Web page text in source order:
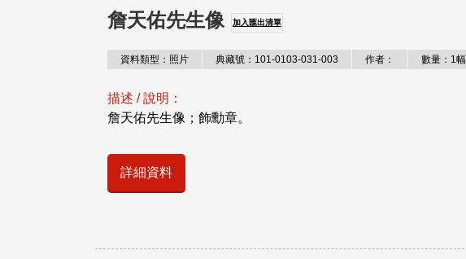
詹天佑先生像 加入匯出清單
資料類型：照片 典藏號：101-0103-031-003 作者： 數量：1幅
描述 / 說明：
詹天佑先生像；飾勳章。
詳細資料